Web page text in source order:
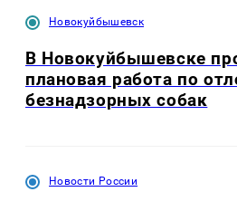
Новокуйбышевск
В Новокуйбышевске
плановая работа по
безнадзорных собак
Новости России